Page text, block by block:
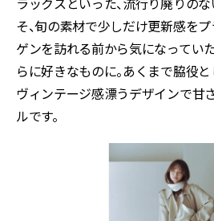
そ、旬の素材で少しだけ更新感を
ゲンを訪れる前から気になってい
らに好きなものに。あくまで脇役
ヴィンテージ感漂うデザインで甘
ルです。